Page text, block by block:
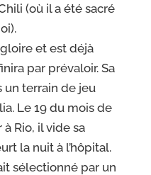
(où il a été sacré
et est déjà
par prévaloir. Sa
un terrain de jeu
Le 19 du mois de
Rio, il vide sa
la nuit à l’hôpital.
sélectionné par un